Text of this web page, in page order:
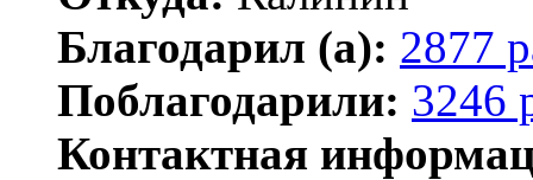
Благодарил (а): 2877
Поблагодарили: 3246
Контактная